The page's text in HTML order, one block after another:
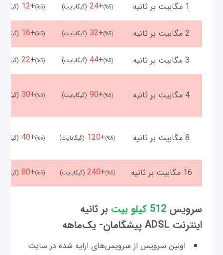
1 مگابیت بر ثانیه (%5)
+
24 (گیگابایت) (%5)
+
12
2 مگابیت بر ثانیه (%5)
+
32 (گیگابایت) (%5)
+
16
3 مگابیت بر ثانیه (%5)
+
44 (گیگابایت) (%5)
+
22
4 مگابیت بر ثانیه (%5)
+
90 (گیگابایت) (%5)
+
30
8 مگابیت بر ثانیه (%5)
+
120 (گیگابایت) (%5)
+
40
16 مگابیت بر ثانیه (%5)
+
240 (گیگابایت) (%5)
+
80
سرویس512 کیلو بیت بر ثانیه
اینترنت ADSL پیشگامان- یک‌ماهه
اولین سرویس از سرویس‌های ارایه شده در سایت